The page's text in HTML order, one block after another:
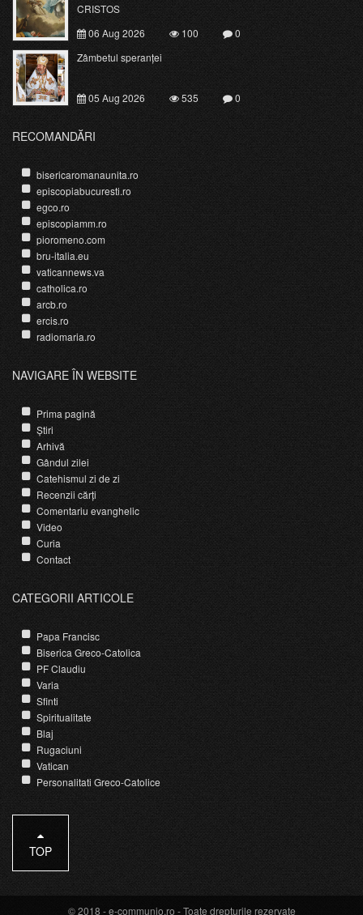
CRISTOS
06 Aug 2026
100
0
Zâmbetul speranței
05 Aug 2026 535 0
RECOMANDĂRI
bisericaromanaunita.ro
episcopiabucuresti.ro
egco.ro
episcopiamm.ro
pioromeno.com
bru-italia.eu
vaticannews.va
catholica.ro
arcb.ro
ercis.ro
radiomaria.ro
NAVIGARE ÎN WEBSITE
Prima pagină
Știri
Arhivă
Gândul zilei
Catehismul zi de zi
Recenzii cărți
Comentariu evanghelic
Video
Curia
Contact
CATEGORII ARTICOLE
Papa Francisc
Biserica Greco-Catolica
PF Claudiu
Varia
Sfinti
Spiritualitate
Blaj
Rugaciuni
Vatican
Personalitati Greco-Catolice
TOP
© 2018 -e-communio.ro - Toate drepturile rezervate